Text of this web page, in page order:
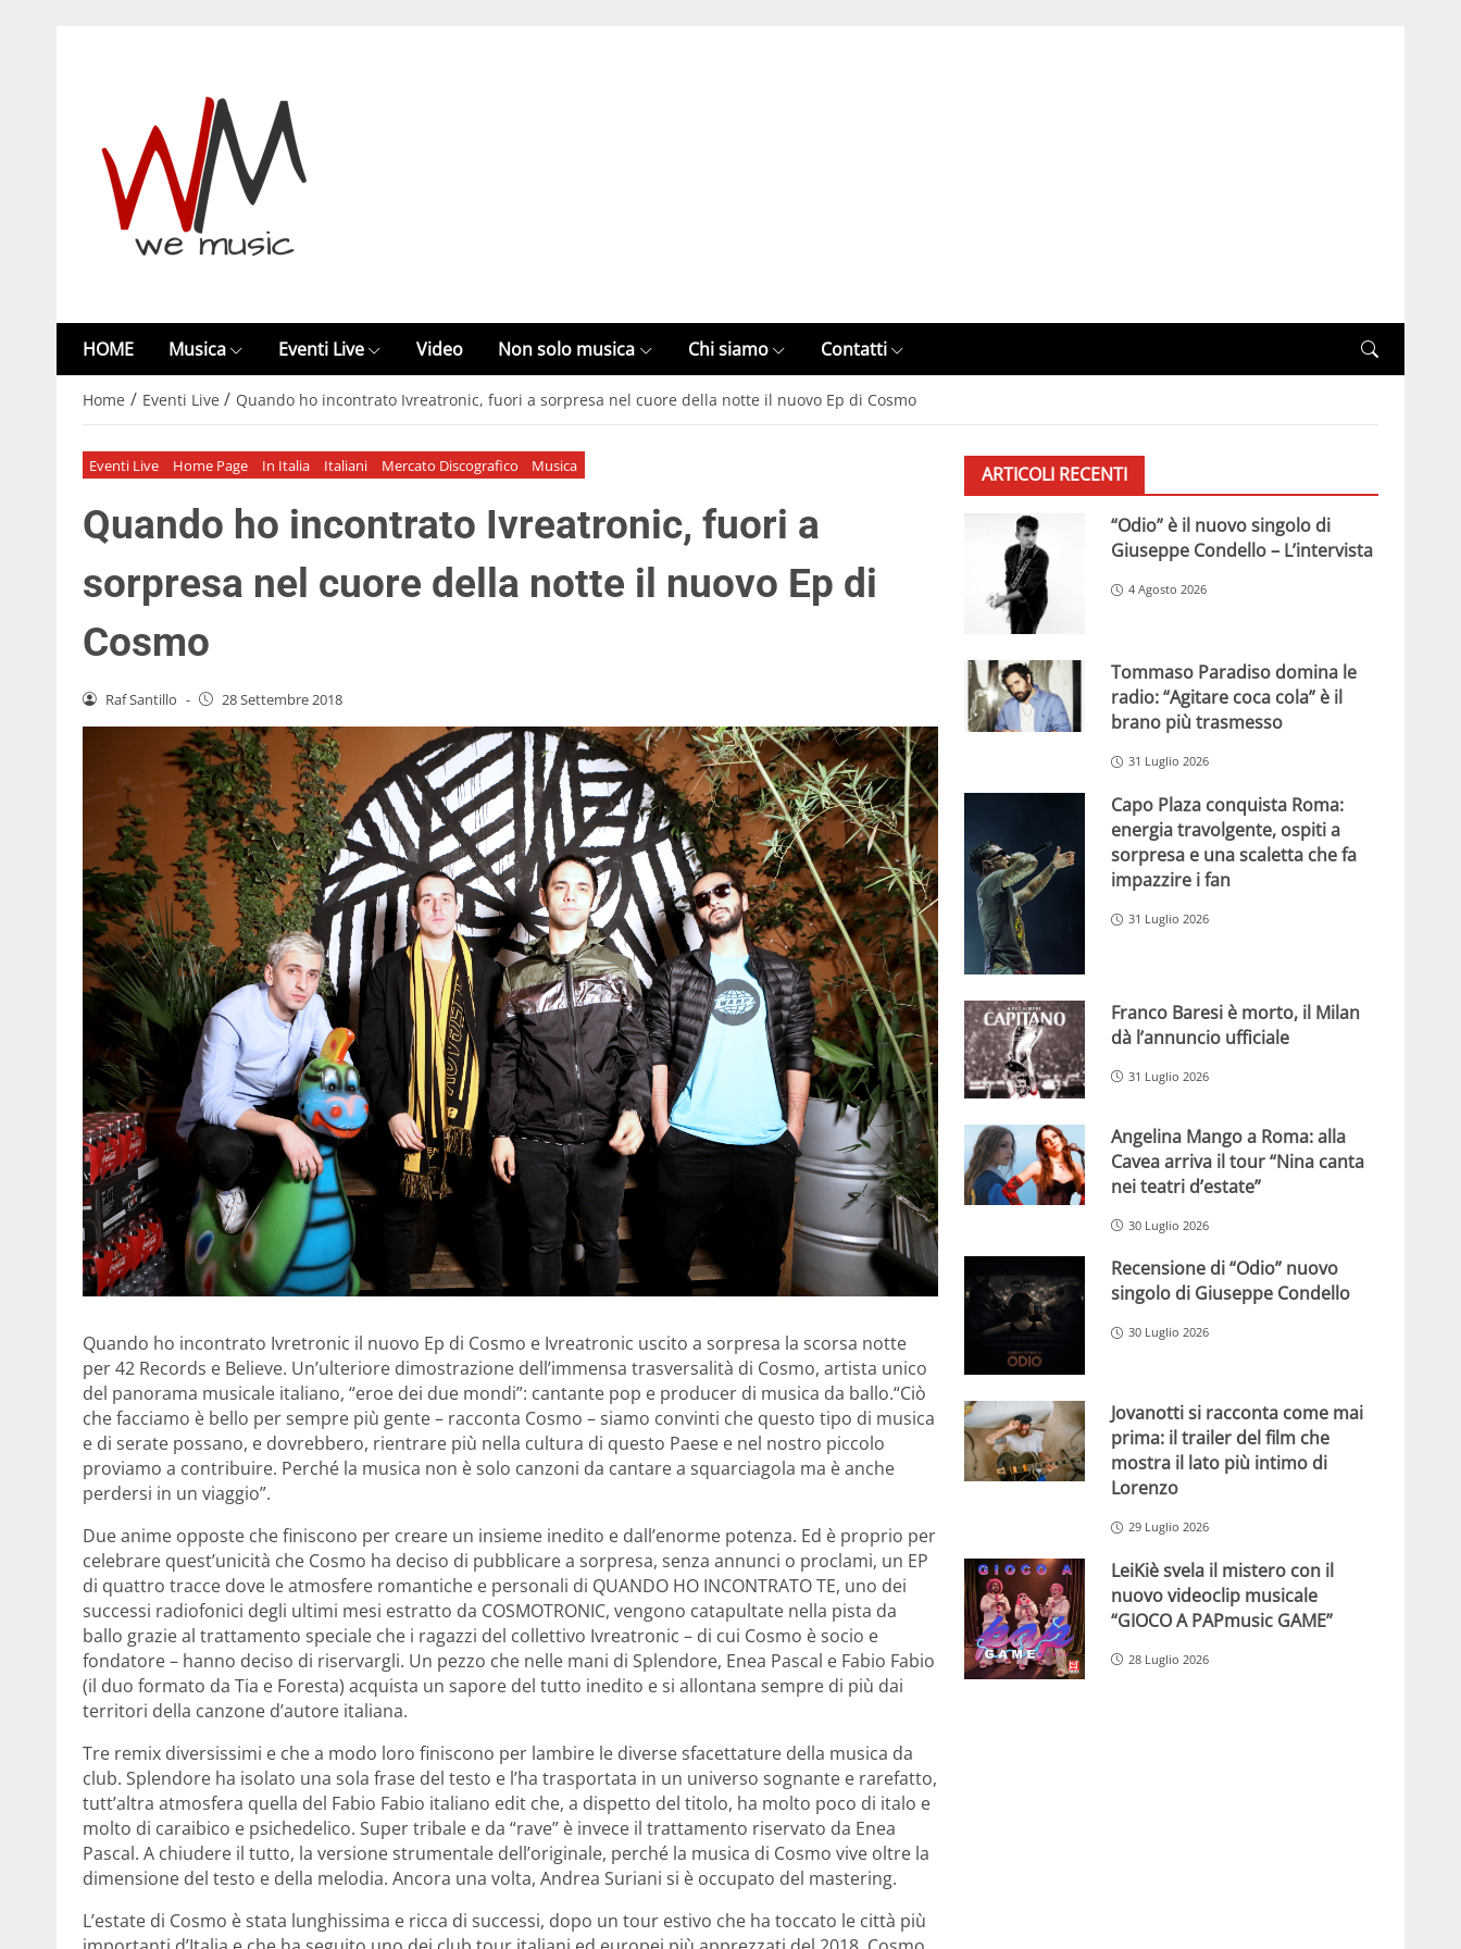
HOME Musica Eventi Live Video Non solo musica Chi siamo Contatti
Home / Eventi Live / Quando ho incontrato Ivreatronic, fuori a sorpresa nel cuore della notte il nuovo Ep di Cosmo
Eventi Live Home Page In Italia Italiani Mercato Discografico Musica
Quando ho incontrato Ivreatronic, fuori a
sorpresa nel cuore della notte il nuovo Ep di
Cosmo
Raf Santillo - 28 Settembre 2018
Quando ho incontrato Ivretronic il nuovo Ep di Cosmo e Ivreatronic uscito a sorpresa la scorsa notte
per 42 Records e Believe. Un’ulteriore dimostrazione dell’immensa trasversalità di Cosmo, artista unico
del panorama musicale italiano, “eroe dei due mondi”: cantante pop e producer di musica da ballo.“Ciò
che facciamo è bello per sempre più gente – racconta Cosmo – siamo convinti che questo tipo di musica
e di serate possano, e dovrebbero, rientrare più nella cultura di questo Paese e nel nostro piccolo
proviamo a contribuire. Perché la musica non è solo canzoni da cantare a squarciagola ma è anche
perdersi in un viaggio”.
Due anime opposte che finiscono per creare un insieme inedito e dall’enorme potenza. Ed è proprio per
celebrare quest’unicità che Cosmo ha deciso di pubblicare a sorpresa, senza annunci o proclami, un EP
di quattro tracce dove le atmosfere romantiche e personali di QUANDO HO INCONTRATO TE, uno dei
successi radiofonici degli ultimi mesi estratto da COSMOTRONIC, vengono catapultate nella pista da
ballo grazie al trattamento speciale che i ragazzi del collettivo Ivreatronic – di cui Cosmo è socio e
fondatore – hanno deciso di riservargli. Un pezzo che nelle mani di Splendore, Enea Pascal e Fabio Fabio
(il duo formato da Tia e Foresta) acquista un sapore del tutto inedito e si allontana sempre di più dai
territori della canzone d’autore italiana.
Tre remix diversissimi e che a modo loro finiscono per lambire le diverse sfacettature della musica da
club. Splendore ha isolato una sola frase del testo e l’ha trasportata in un universo sognante e rarefatto,
tutt’altra atmosfera quella del Fabio Fabio italiano edit che, a dispetto del titolo, ha molto poco di italo e
molto di caraibico e psichedelico. Super tribale e da “rave” è invece il trattamento riservato da Enea
Pascal. A chiudere il tutto, la versione strumentale dell’originale, perché la musica di Cosmo vive oltre la
dimensione del testo e della melodia. Ancora una volta, Andrea Suriani si è occupato del mastering.
L’estate di Cosmo è stata lunghissima e ricca di successi, dopo un tour estivo che ha toccato le città più
ARTICOLI RECENTI
“Odio” è il nuovo singolo di
Giuseppe Condello – L’intervista
4 Agosto 2026
Tommaso Paradiso domina le
radio: “Agitare coca cola” è il
brano più trasmesso
31 Luglio 2026
Capo Plaza conquista Roma:
energia travolgente, ospiti a
sorpresa e una scaletta che fa
impazzire i fan
31 Luglio 2026
Franco Baresi è morto, il Milan
dà l’annuncio ufficiale
31 Luglio 2026
Angelina Mango a Roma: alla
Cavea arriva il tour “Nina canta
nei teatri d’estate”
30 Luglio 2026
Recensione di “Odio” nuovo
singolo di Giuseppe Condello
30 Luglio 2026
Jovanotti si racconta come mai
prima: il trailer del film che
mostra il lato più intimo di
Lorenzo
29 Luglio 2026
LeiKiè svela il mistero con il
nuovo videoclip musicale
“GIOCO A PAPmusic GAME”
28 Luglio 2026